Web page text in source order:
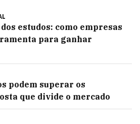
estudos: como empresas
para ganhar
podem superar os
que divide o mercado